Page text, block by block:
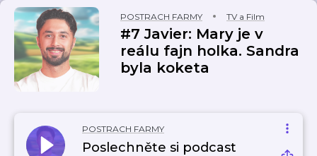
POSTRACH FARMY TV a Film
#7 Javier: Mary je v
reálu fajn holka. Sandra
byla koketa
POSTRACH FARMY
Poslechněte si podcast